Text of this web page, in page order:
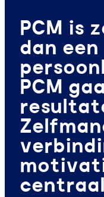
PCM is
dan een
PCM